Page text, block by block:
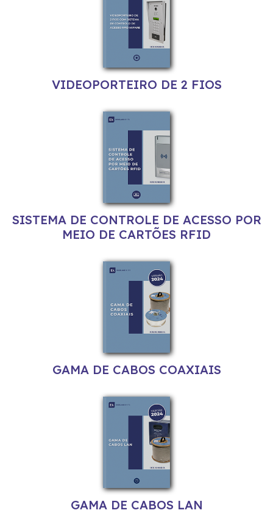
VIDEOPORTEIRO DE 2 FIOS
SISTEMA DE CONTROLE DE ACESSO POR
MEIO DE CARTÕES RFID
GAMA DE CABOS COAXIAIS
GAMA DE CABOS LAN